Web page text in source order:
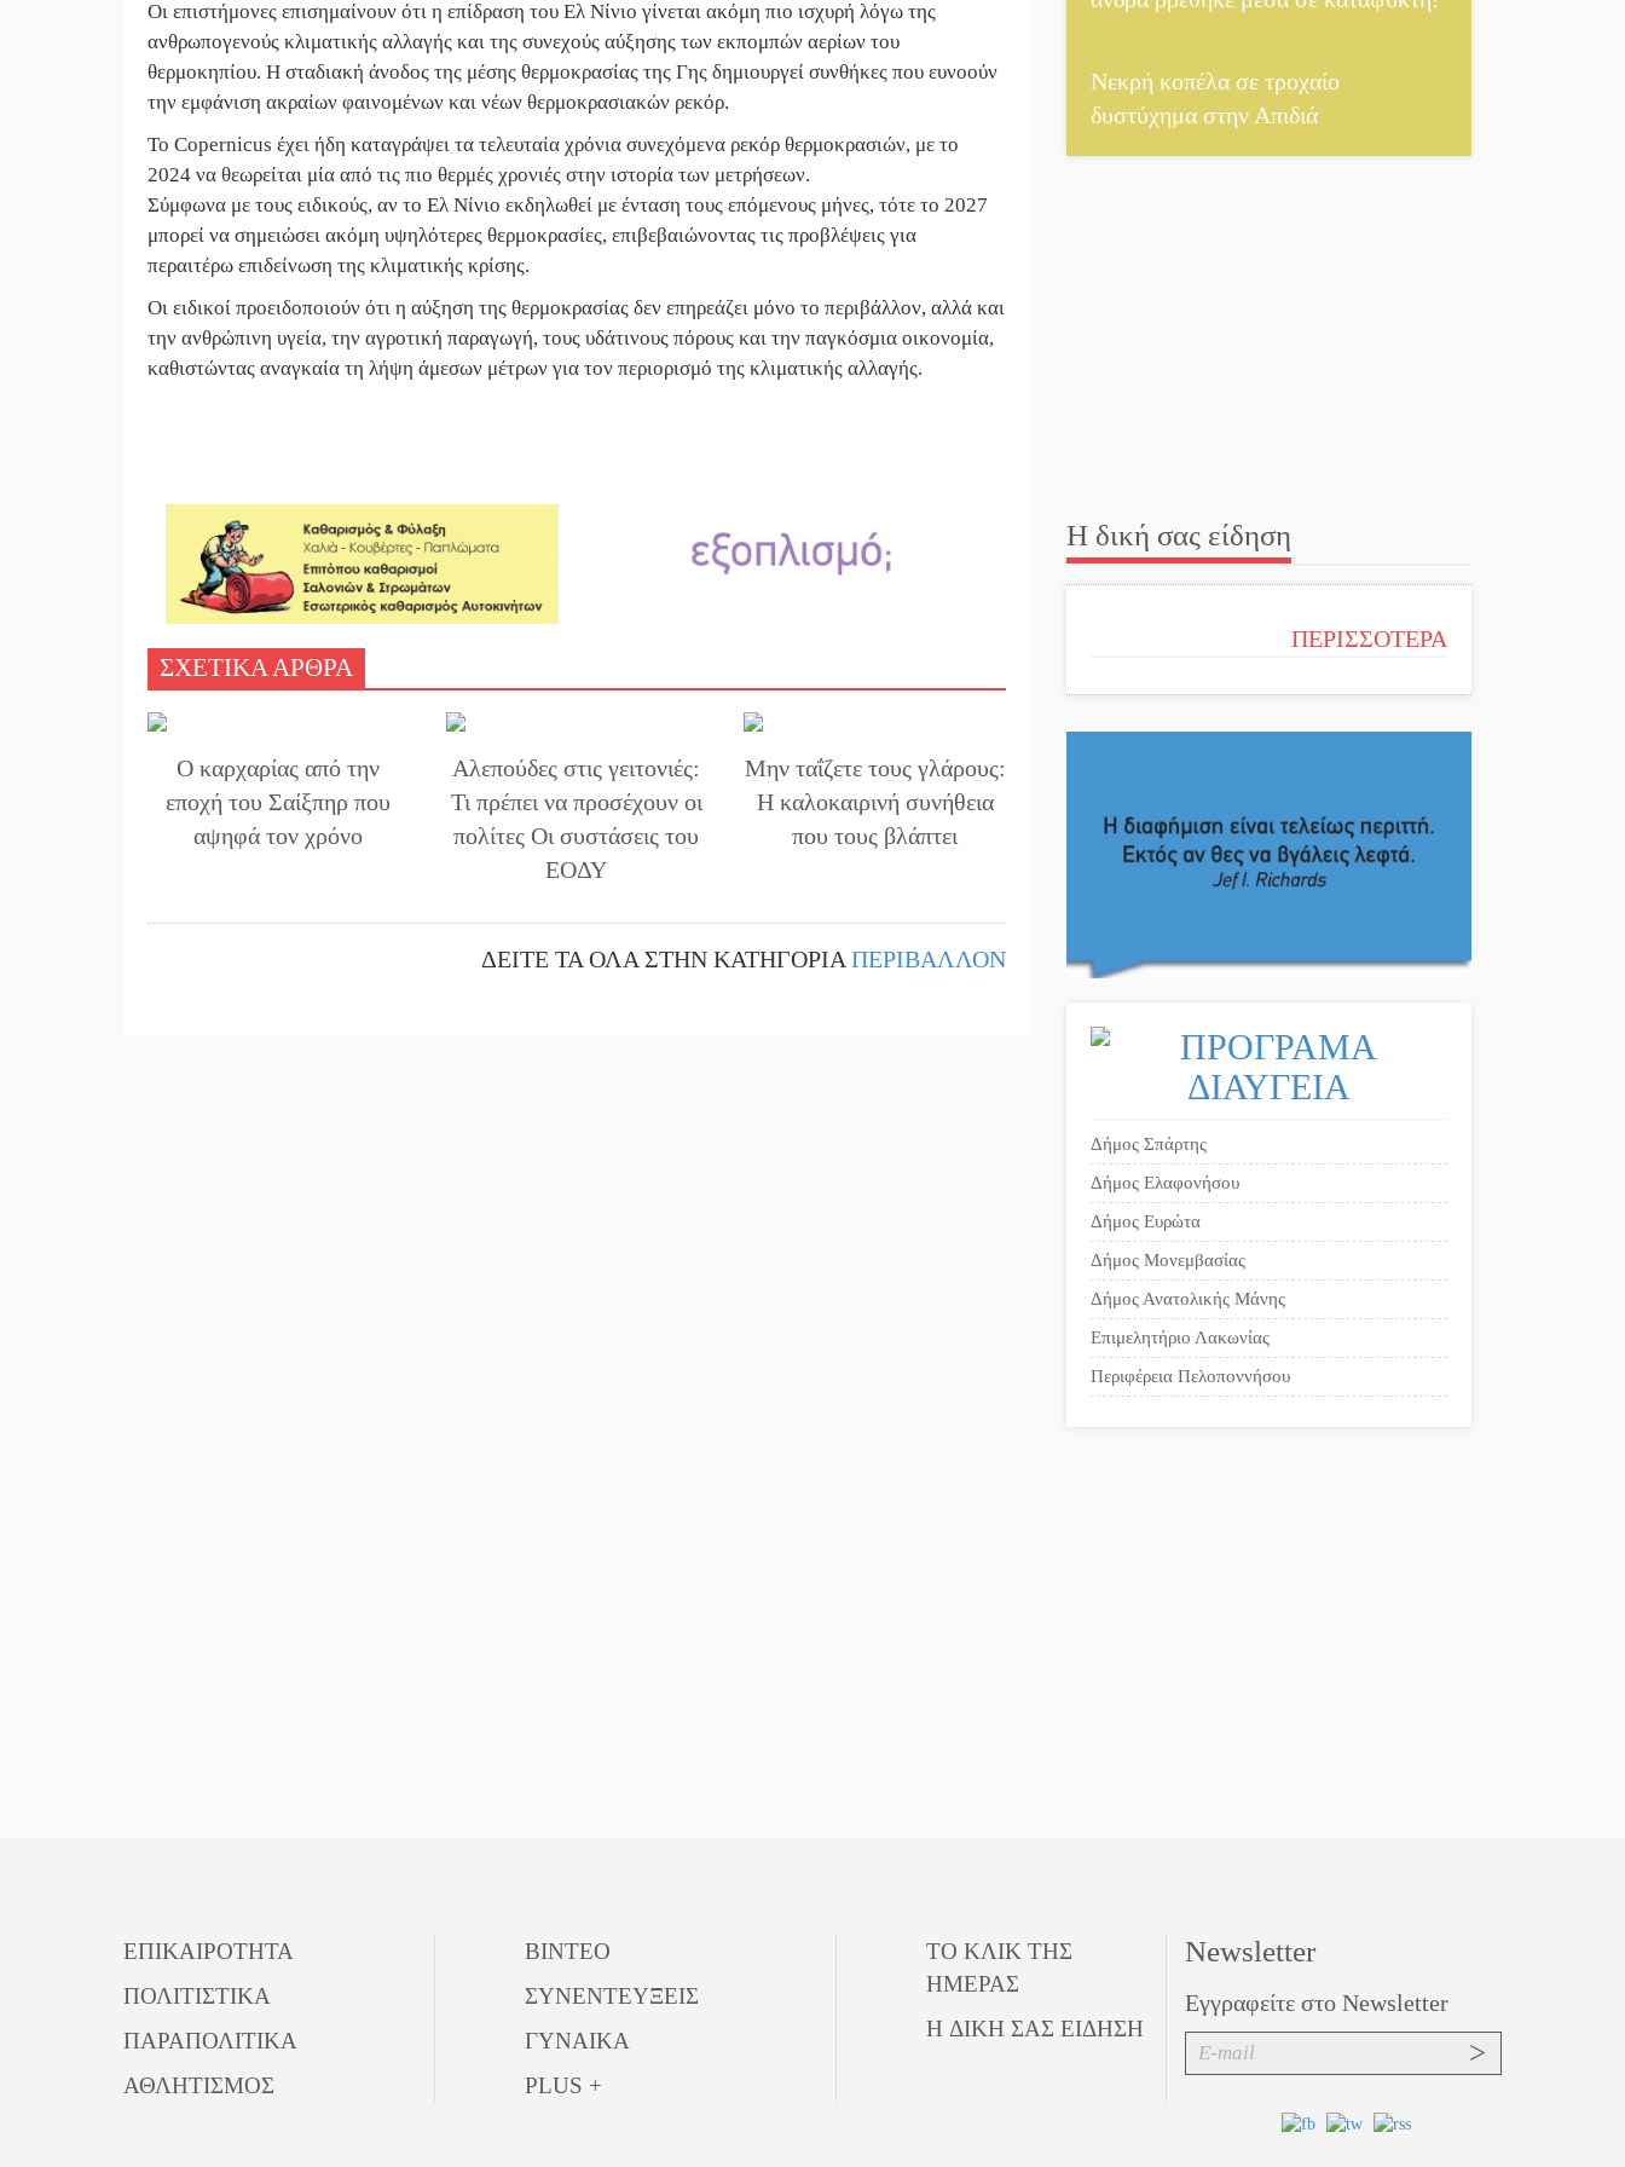
Οι επιστήμονες επισημαίνουν ότι η επίδραση του Ελ Νίνιο γίνεται ακόμη πιο ισχυρή λόγω της
ανθρωπογενούς κλιματικής αλλαγής και της συνεχούς αύξησης των εκπομπών αερίων του
θερμοκηπίου. Η σταδιακή άνοδος της μέσης θερμοκρασίας της Γης δημιουργεί συνθήκες που ευνοούν
την εμφάνιση ακραίων φαινομένων και νέων θερμοκρασιακών ρεκόρ.
Το Copernicus έχει ήδη καταγράψει τα τελευταία χρόνια συνεχόμενα ρεκόρ θερμοκρασιών, με το
2024 να θεωρείται μία από τις πιο θερμές χρονιές στην ιστορία των μετρήσεων.
Σύμφωνα με τους ειδικούς, αν το Ελ Νίνιο εκδηλωθεί με ένταση τους επόμενους μήνες, τότε το 2027
μπορεί να σημειώσει ακόμη υψηλότερες θερμοκρασίες, επιβεβαιώνοντας τις προβλέψεις για
περαιτέρω επιδείνωση της κλιματικής κρίσης.
Οι ειδικοί προειδοποιούν ότι η αύξηση της θερμοκρασίας δεν επηρεάζει μόνο το περιβάλλον, αλλά και
την ανθρώπινη υγεία, την αγροτική παραγωγή, τους υδάτινους πόρους και την παγκόσμια οικονομία,
καθιστώντας αναγκαία τη λήψη άμεσων μέτρων για τον περιορισμό της κλιματικής αλλαγής.
ΣΧΕΤΙΚΑ ΑΡΘΡΑ
Ο καρχαρίας από την
εποχή του Σαίξπηρ που
αψηφά τον χρόνο
Αλεπούδες στις γειτονιές:
Τι πρέπει να προσέχουν οι
πολίτες Οι συστάσεις του
ΕΟΔΥ
Μην ταΐζετε τους γλάρους:
Η καλοκαιρινή συνήθεια
που τους βλάπτει
ΔΕΙΤΕ ΤΑ ΟΛΑ ΣΤΗΝ ΚΑΤΗΓΟΡΙΑ ΠΕΡΙΒΑΛΛΟΝ
Νεκρή κοπέλα σε τροχαίο
δυστύχημα στην Απιδιά
Η δική σας είδηση
ΠΕΡΙΣΣΟΤΕΡΑ
Δήμος Σπάρτης
Δήμος Ελαφονήσου
Δήμος Ευρώτα
Δήμος Μονεμβασίας
Δήμος Ανατολικής Μάνης
Επιμελητήριο Λακωνίας
Περιφέρεια Πελοποννήσου
ΕΠΙΚΑΙΡΟΤΗΤΑ
ΠΟΛΙΤΙΣΤΙΚΑ
ΠΑΡΑΠΟΛΙΤΙΚΑ
ΑΘΛΗΤΙΣΜΟΣ
ΒΙΝΤΕΟ
ΣΥΝΕΝΤΕΥΞΕΙΣ
ΓΥΝΑΙΚΑ
PLUS +
ΤΟ ΚΛΙΚ ΤΗΣ
ΗΜΕΡΑΣ
Η ΔΙΚΗ ΣΑΣ ΕΙΔΗΣΗ
Newsletter
Εγγραφείτε στο Newsletter